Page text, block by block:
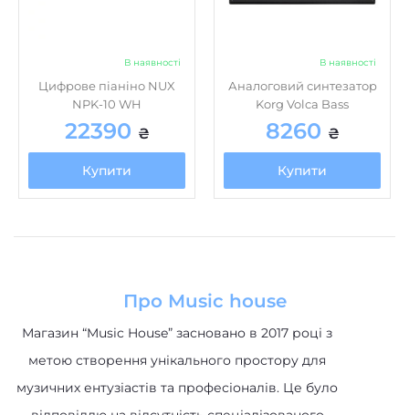
NPK-10 WH
22390₴
Купити
Korg Volca Bass
8260₴
Купити
метою створення унікального простору для
музичних ентузіастів та професіоналів. Це було
відповіддю на відсутність спеціалізованого
інтернет-магазину, де клієнти могли б